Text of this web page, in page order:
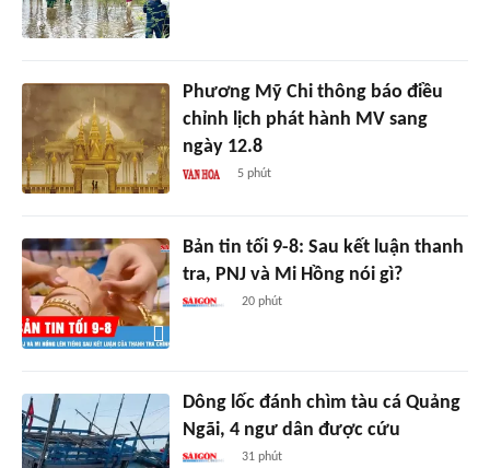
Phương Mỹ Chi thông báo điều
chỉnh lịch phát hành MV sang
ngày 12.8
5 phút
Bản tin tối 9-8: Sau kết luận thanh
tra, PNJ và Mi Hồng nói gì?
20 phút
Dông lốc đánh chìm tàu cá Quảng
Ngãi, 4 ngư dân được cứu
31 phút